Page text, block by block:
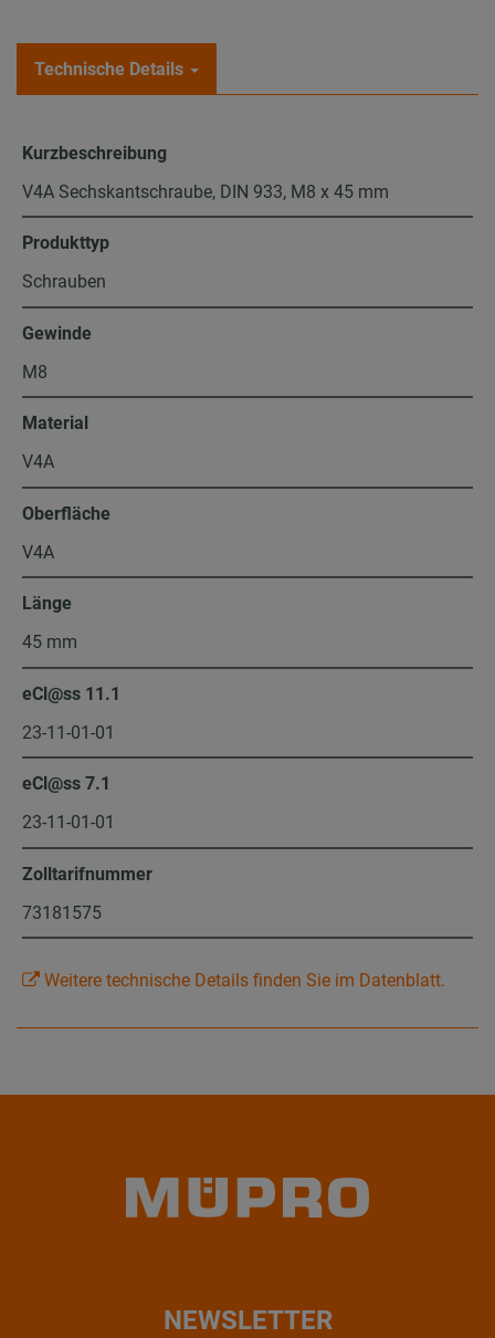
Technische Details
Kurzbeschreibung
V4A Sechskantschraube, DIN 933, M8 x 45 mm
Produkttyp
Schrauben
Gewinde
M8
Material
V4A
Oberfläche
V4A
Länge
45 mm
eCl@ss 11.1
23-11-01-01
eCl@ss 7.1
23-11-01-01
Zolltarifnummer
73181575
Weitere technische Details finden Sie im Datenblatt.
NEWSLETTER